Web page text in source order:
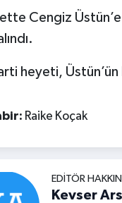
Cengiz
heyeti, Üstün’ün
Raike Koçak
EDITÖR
Kevser